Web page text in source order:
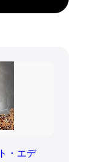
・エデ